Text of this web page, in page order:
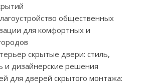
общественных
для комфортных и
скрытые двери: стиль,
и дизайнерские решения
для дверей скрытого монтажа: